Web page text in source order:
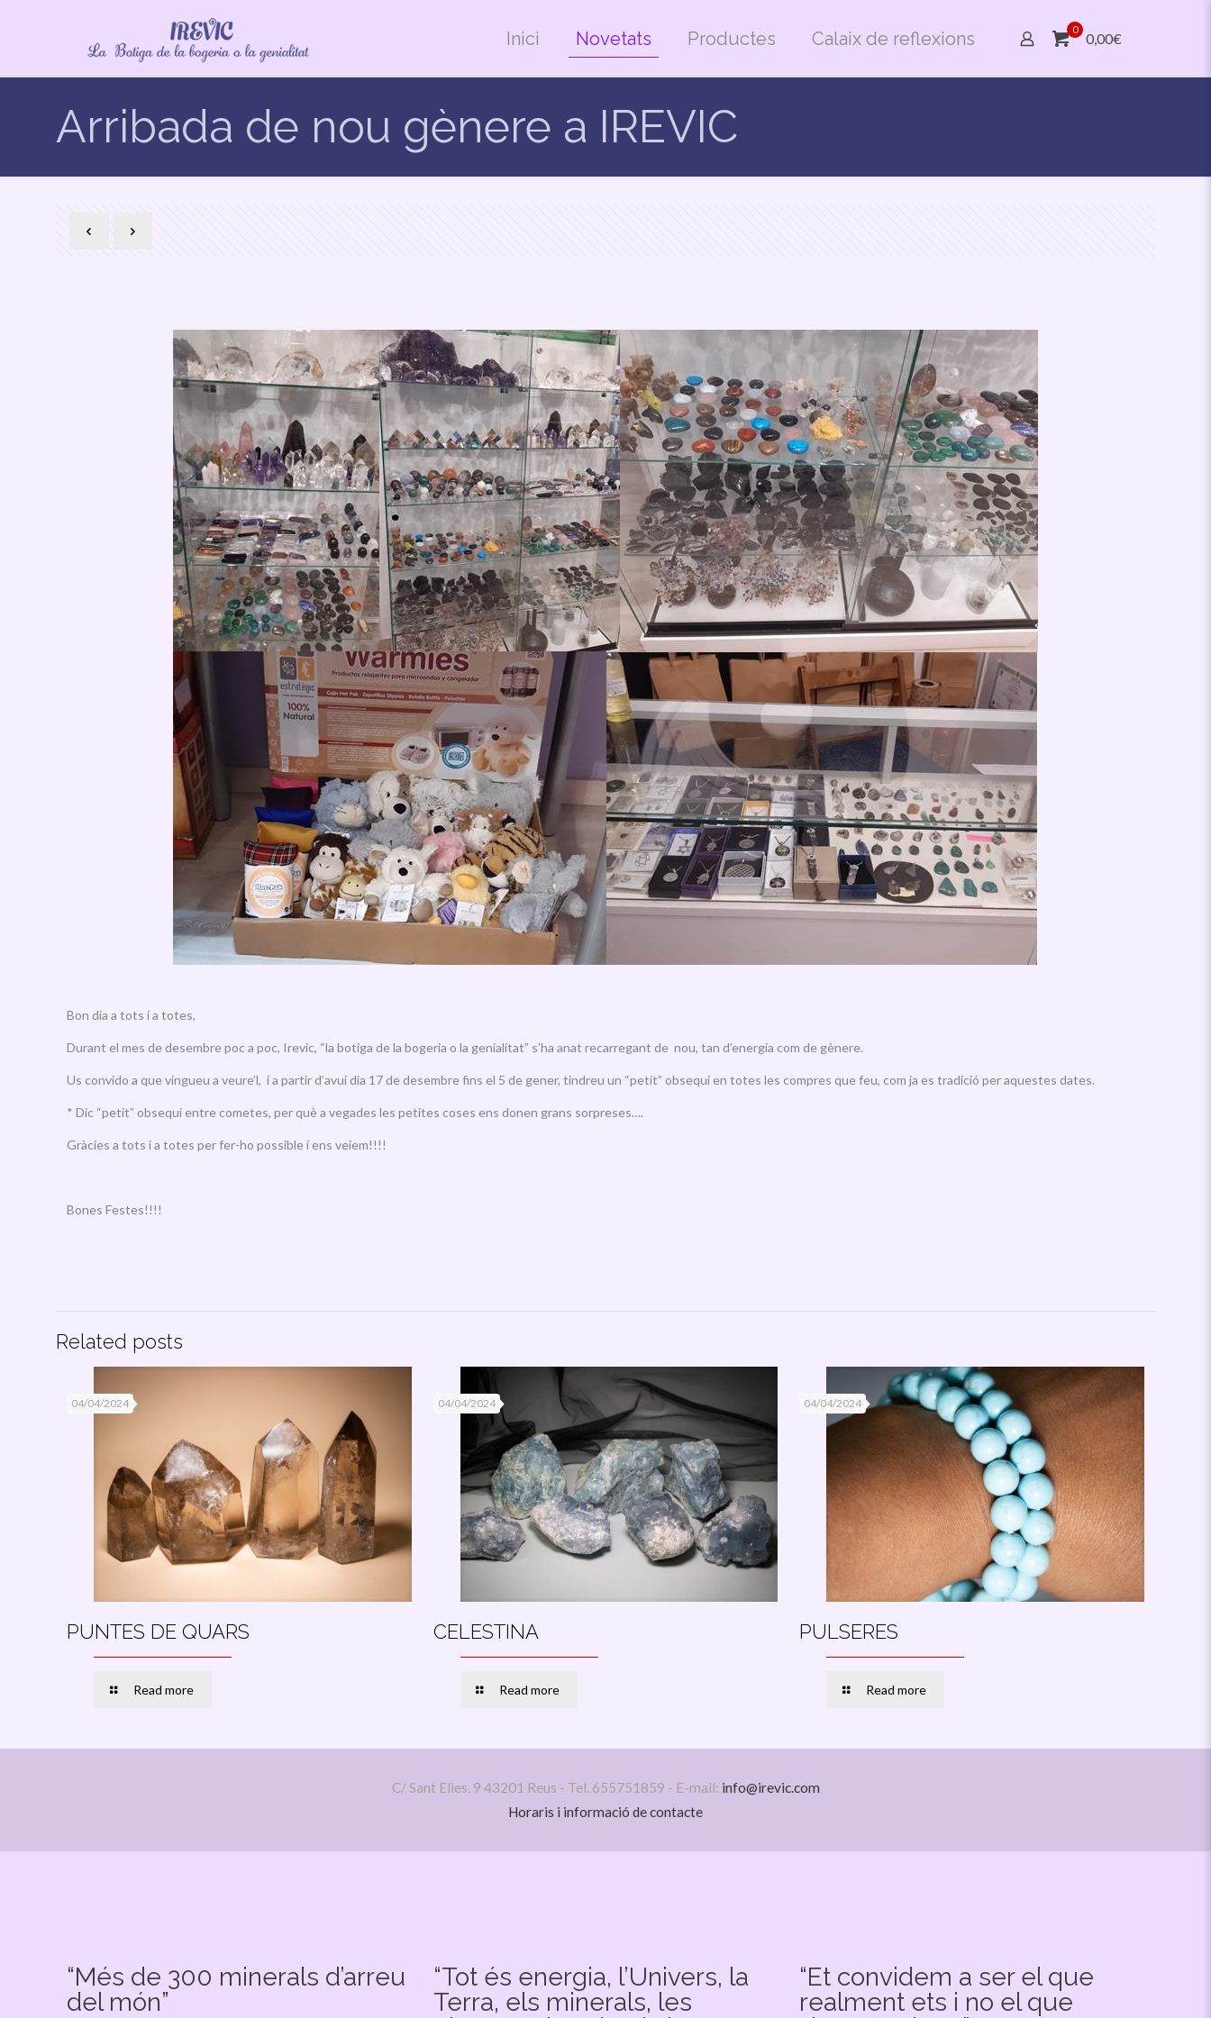
Inici Novetats Productes Calaix de reflexions 0
0,00€
Arribada de nou gènere a IREVIC
Bon dia a tots i a totes,
Durant el mes de desembre poc a poc, Irevic, “la botiga de la bogeria o la genialitat” s’ha anat recarregant de nou, tan d’energia com de gènere.
Us convido a que vingueu a veure’l, i a partir d’avui dia 17 de desembre fins el 5 de gener, tindreu un “petit” obsequi en totes les compres que feu, com ja es tradició per aquestes dates.
* Dic “petit” obsequi entre cometes, per què a vegades les petites coses ens donen grans sorpreses….
Gràcies a tots i a totes per fer-ho possible i ens veiem!!!!
Bones Festes!!!!
Related posts
04/04/2024
PUNTES DE QUARS
Read more
04/04/2024
CELESTINA
Read more
04/04/2024
PULSERES
Read more
C/ Sant Elies, 9 43201 Reus - Tel. 655751859 - E-mail: info@irevic.com
Horaris i informació de contacte
“Més de 300 minerals d’arreu
del món”
“Tot és energia, l’Univers, la
Terra, els minerals, les
“Et convidem a ser el que
realment ets i no el que